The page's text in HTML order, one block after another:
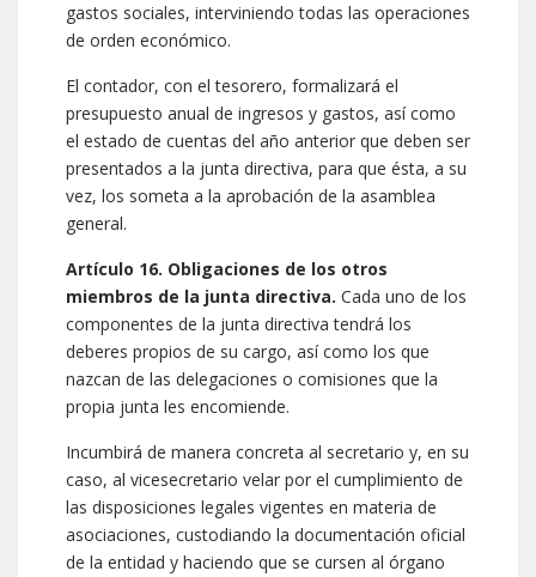
gastos sociales, interviniendo todas las operaciones
de orden económico.
El contador, con el tesorero, formalizará el
presupuesto anual de ingresos y gastos, así como
el estado de cuentas del año anterior que deben ser
presentados a la junta directiva, para que ésta, a su
vez, los someta a la aprobación de la asamblea
general.
Artículo 16. Obligaciones de los otros
miembros de la junta directiva. Cada uno de los
componentes de la junta directiva tendrá los
deberes propios de su cargo, así como los que
nazcan de las delegaciones o comisiones que la
propia junta les encomiende.
Incumbirá de manera concreta al secretario y, en su
caso, al vicesecretario velar por el cumplimiento de
las disposiciones legales vigentes en materia de
asociaciones, custodiando la documentación oficial
de la entidad y haciendo que se cursen al órgano